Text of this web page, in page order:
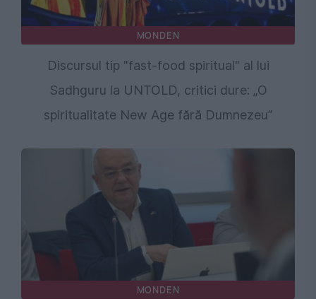
MONDEN
Discursul tip "fast-food spiritual" al lui
Sadhguru la UNTOLD, critici dure: „O
spiritualitate New Age fără Dumnezeu”
MONDEN